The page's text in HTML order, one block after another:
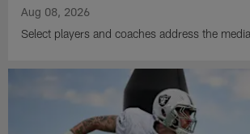
Aug 08, 2026
Select players and coaches address the